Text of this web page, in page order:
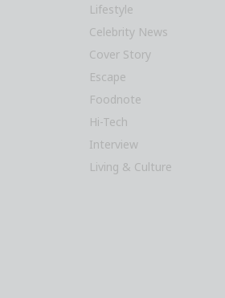
Lifestyle
Celebrity News
Cover Story
Escape
Foodnote
Hi-Tech
Interview
Living & Culture